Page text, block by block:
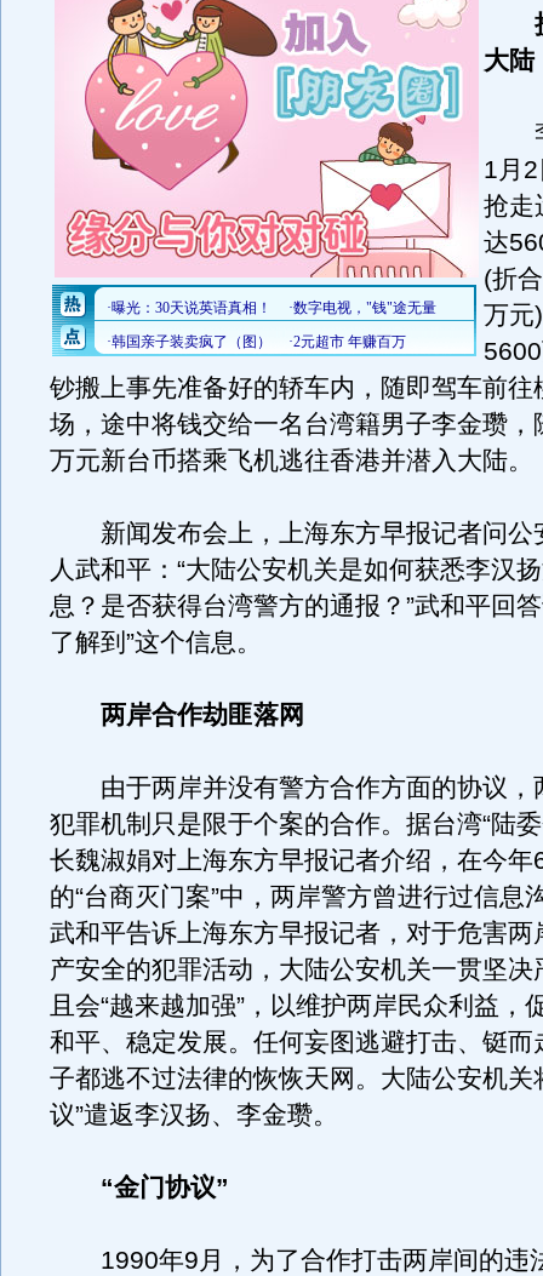
大陆
李
1月
抢走
达
(折
万元
钞搬上事先准备好的轿车内，随即驾车前往
场，途中将钱交给一名台湾籍男子李金瓒，
万元新台币搭乘飞机逃往香港并潜入大陆。
新闻发布会上，上海东方早报记者问公
人武和平：“大陆公安机关是如何获悉李汉
息？是否获得台湾警方的通报？”武和平回
了解到”这个信息。
两岸合作劫匪落网
由于两岸并没有警方合作方面的协议，
犯罪机制只是限于个案的合作。据台湾“陆
长魏淑娟对上海东方早报记者介绍，在今年
的“台商灭门案”中，两岸警方曾进行过信息
武和平告诉上海东方早报记者，对于危害两
产安全的犯罪活动，大陆公安机关一贯坚决
且会“越来越加强”，以维护两岸民众利益，
和平、稳定发展。任何妄图逃避打击、铤而
子都逃不过法律的恢恢天网。大陆公安机关
议”遣返李汉扬、李金瓒。
“金门协议”
1990年9月，为了合作打击两岸间的违